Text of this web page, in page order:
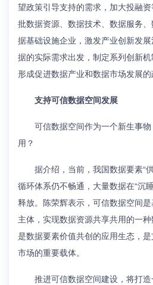
望政策引导支持的需求，加大投融
批数据资源、数据技术、数据服务
据基础设施企业，激发产业创新发
据的实际需求出发，制定系列创新
形成促进数据产业和数据市场发展的
支持可信数据空间发展
可信数据空间作为一个新生事
用？
据介绍，当前，我国数据要素
循环体系仍不畅通，大量数据在“沉
释放。陈荣辉表示，可信数据空间
主体，实现数据资源共享共用的一
是数据要素价值共创的应用生态，
市场的重要载体。
推进可信数据空间建设，将打造